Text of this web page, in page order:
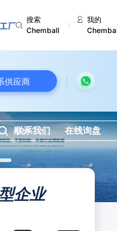
搜索
Chemball
我的
供应商
联系我们 在线询盘
企业